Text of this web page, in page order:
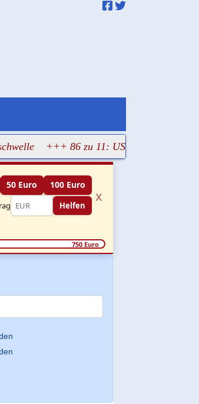
+++ 86 zu 11: US-Senat beschließt harte
50 Euro 100 Euro
Helfen
x
750 Euro